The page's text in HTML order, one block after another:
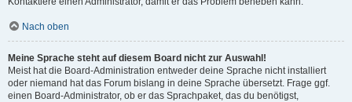
Nach oben
Meine Sprache steht auf diesem Board nicht zur Auswahl!
Meist hat die Board-Administration entweder deine Sprache nicht installiert
oder niemand hat das Forum bislang in deine Sprache übersetzt. Frage ggf.
einen Board-Administrator, ob er das Sprachpaket, das du benötigst,